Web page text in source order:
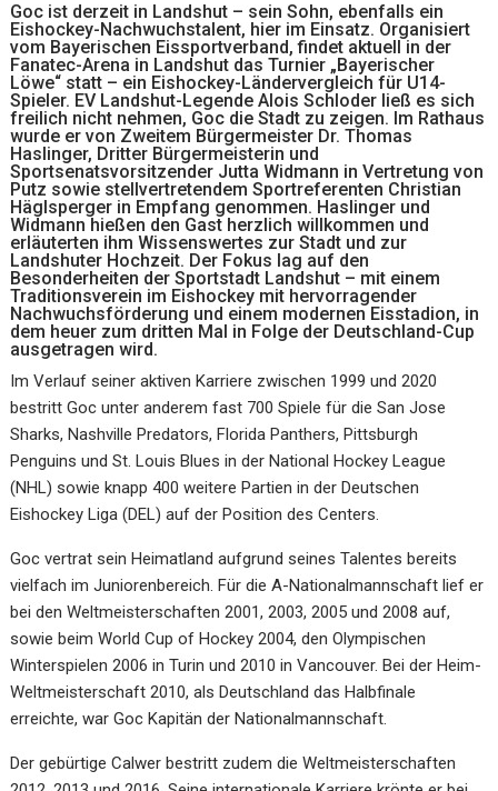
Goc ist derzeit in Landshut – sein Sohn, ebenfalls ein
Eishockey-Nachwuchstalent, hier im Einsatz. Organisiert
vom Bayerischen Eissportverband, findet aktuell in der
Fanatec-Arena in Landshut das Turnier „Bayerischer
Löwe“ statt – ein Eishockey-Ländervergleich für U14-
Spieler. EV Landshut-Legende Alois Schloder ließ es sich
freilich nicht nehmen, Goc die Stadt zu zeigen. Im Rathaus
wurde er von Zweitem Bürgermeister Dr. Thomas
Haslinger, Dritter Bürgermeisterin und
Sportsenatsvorsitzender Jutta Widmann in Vertretung von
Putz sowie stellvertretendem Sportreferenten Christian
Häglsperger in Empfang genommen. Haslinger und
Widmann hießen den Gast herzlich willkommen und
erläuterten ihm Wissenswertes zur Stadt und zur
Landshuter Hochzeit. Der Fokus lag auf den
Besonderheiten der Sportstadt Landshut – mit einem
Traditionsverein im Eishockey mit hervorragender
Nachwuchsförderung und einem modernen Eisstadion, in
dem heuer zum dritten Mal in Folge der Deutschland-Cup
ausgetragen wird.
Im Verlauf seiner aktiven Karriere zwischen 1999 und 2020
bestritt Goc unter anderem fast 700 Spiele für die San Jose
Sharks, Nashville Predators, Florida Panthers, Pittsburgh
Penguins und St. Louis Blues in der National Hockey League
(NHL) sowie knapp 400 weitere Partien in der Deutschen
Eishockey Liga (DEL) auf der Position des Centers.
Goc vertrat sein Heimatland aufgrund seines Talentes bereits
vielfach im Juniorenbereich. Für die A-Nationalmannschaft lief er
bei den Weltmeisterschaften 2001, 2003, 2005 und 2008 auf,
sowie beim World Cup of Hockey 2004, den Olympischen
Winterspielen 2006 in Turin und 2010 in Vancouver. Bei der Heim-
Weltmeisterschaft 2010, als Deutschland das Halbfinale
erreichte, war Goc Kapitän der Nationalmannschaft.
Der gebürtige Calwer bestritt zudem die Weltmeisterschaften